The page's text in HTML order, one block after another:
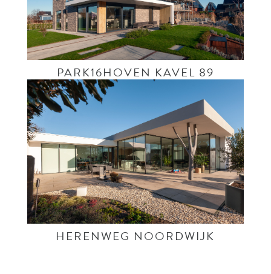
PARK16HOVEN KAVEL 89
HERENWEG NOORDWIJK